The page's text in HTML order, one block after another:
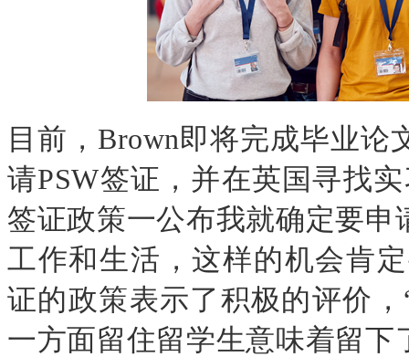
目前， Brown即将完成毕业论
请PSW签证，并在英国寻找
签证政策一公布我就确定要
工作和生活，这样的机会肯
证的政策表示了积极的评价
一方面留住留学生意味着留